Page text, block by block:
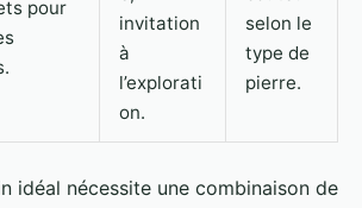
pour
invitation
à
l’explorati
on.
selon le
type de
pierre.
idéal nécessite une combinaison de